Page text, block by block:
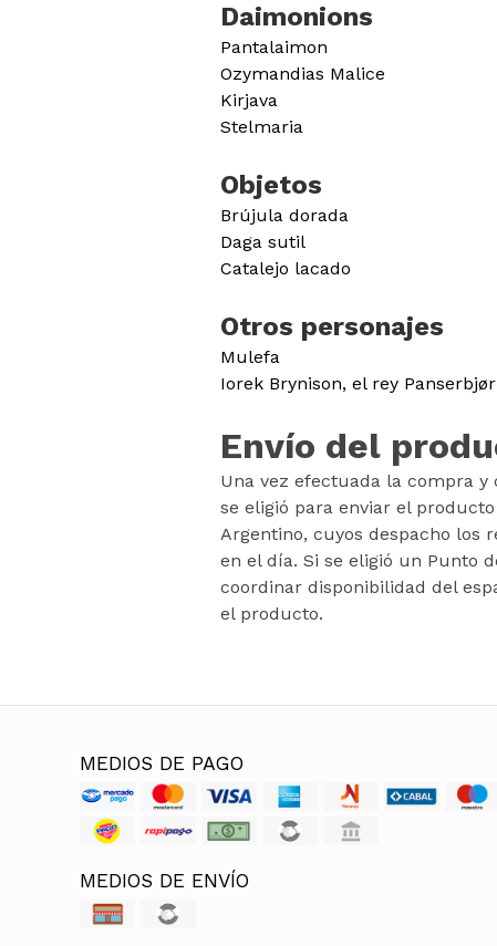
Daimonions
Pantalaimon
Ozymandias Malice
Kirjava
Stelmaria
Objetos
Brújula dorada
Daga sutil
Catalejo lacado
Otros personajes
Mulefa
Iorek Brynison, el rey
Envío del
Una vez efectuada la compra y
se eligió para enviar el
Argentino, cuyos despacho los
en el día. Si se eligió un Punto
coordinar disponibilidad del
el producto.
MEDIOS DE PAGO
MEDIOS DE ENVÍO